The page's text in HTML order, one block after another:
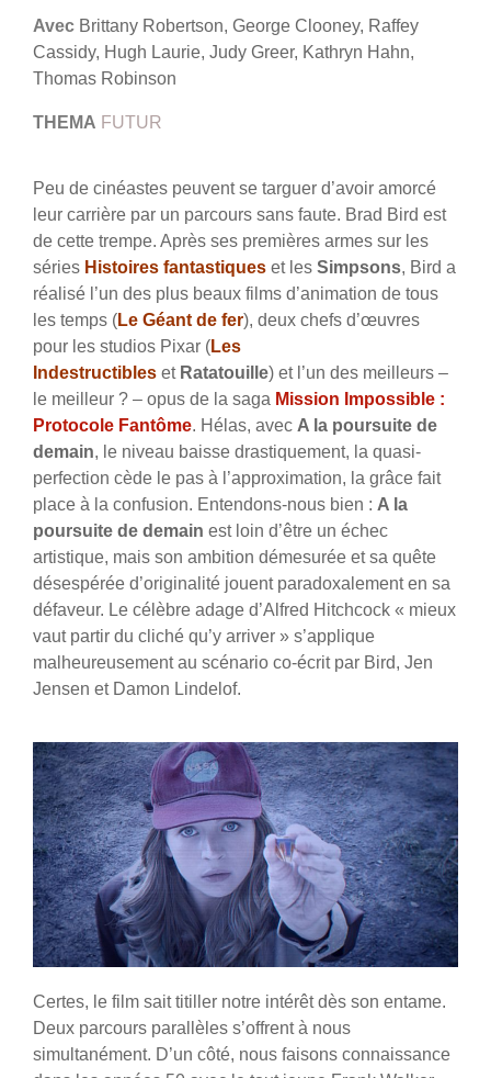
Avec Brittany Robertson, George Clooney, Raffey
Cassidy, Hugh Laurie, Judy Greer, Kathryn Hahn,
Thomas Robinson
THEMA FUTUR
Peu de cinéastes peuvent se targuer d’avoir amorcé
leur carrière par un parcours sans faute. Brad Bird est
de cette trempe. Après ses premières armes sur les
séries Histoires fantastiques et les Simpsons, Bird a
réalisé l’un des plus beaux films d’animation de tous
les temps (Le Géant de fer), deux chefs d’œuvres
pour les studios Pixar (Les
Indestructibles et Ratatouille) et l’un des meilleurs –
le meilleur ? – opus de la saga Mission Impossible :
Protocole Fantôme. Hélas, avec A la poursuite de
demain, le niveau baisse drastiquement, la quasi-
perfection cède le pas à l’approximation, la grâce fait
place à la confusion. Entendons-nous bien : A la
poursuite de demain est loin d’être un échec
artistique, mais son ambition démesurée et sa quête
désespérée d’originalité jouent paradoxalement en sa
défaveur. Le célèbre adage d’Alfred Hitchcock « mieux
vaut partir du cliché qu’y arriver » s’applique
malheureusement au scénario co-écrit par Bird, Jen
Jensen et Damon Lindelof.
Certes, le film sait titiller notre intérêt dès son entame.
Deux parcours parallèles s’offrent à nous
simultanément. D’un côté, nous faisons connaissance